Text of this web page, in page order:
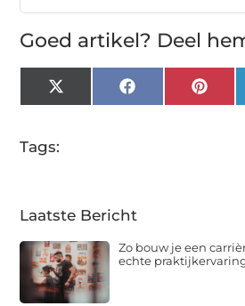
Goed artikel? Deel
X
(Twitter)
Facebook
Tags:
Laatste Bericht
Zo bouw je een
echte